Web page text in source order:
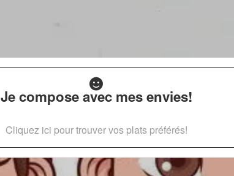
Je compose avec mes envies!
Cliquez ici pour trouver vos plats préférés!